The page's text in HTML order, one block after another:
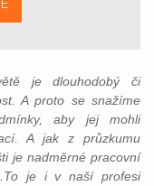
je dlouhodobý či
A proto se snažíme
aby jej mohli
A jak z průzkumu
je nadměrné pracovní
je i v naší profesi